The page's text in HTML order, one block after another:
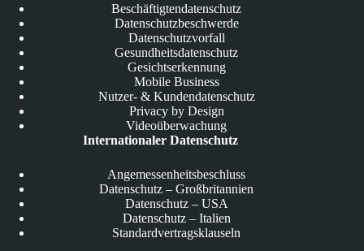
Beschäftigtendatenschutz
Datenschutzbeschwerde
Datenschutzvorfall
Gesundheitsdatenschutz
Gesichtserkennung
Mobile Business
Nutzer- & Kundendatenschutz
Privacy by Design
Videoüberwachung
Internationaler Datenschutz
Angemessenheitsbeschluss
Datenschutz – Großbritannien
Datenschutz – USA
Datenschutz – Italien
Standardvertragsklauseln